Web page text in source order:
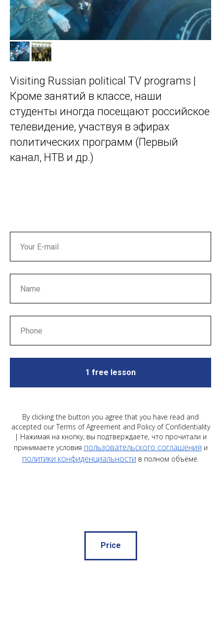
Visiting Russian political TV programs |
Кроме занятий в классе, наши
студенты иногда посещают российское
телевидение, участвуя в эфирах
политических программ (Первый
канал, НТВ и др.)
1 free lesson
By clicking the button you agree that you have read and
accepted our Terms of Agreement and Policy of Confidentiality
| Нажимая на кнопку, вы подтверждаете, что прочитали и
принимаете условия пользовательского соглашения и
политики конфиденциальности в полном объёме.
Price